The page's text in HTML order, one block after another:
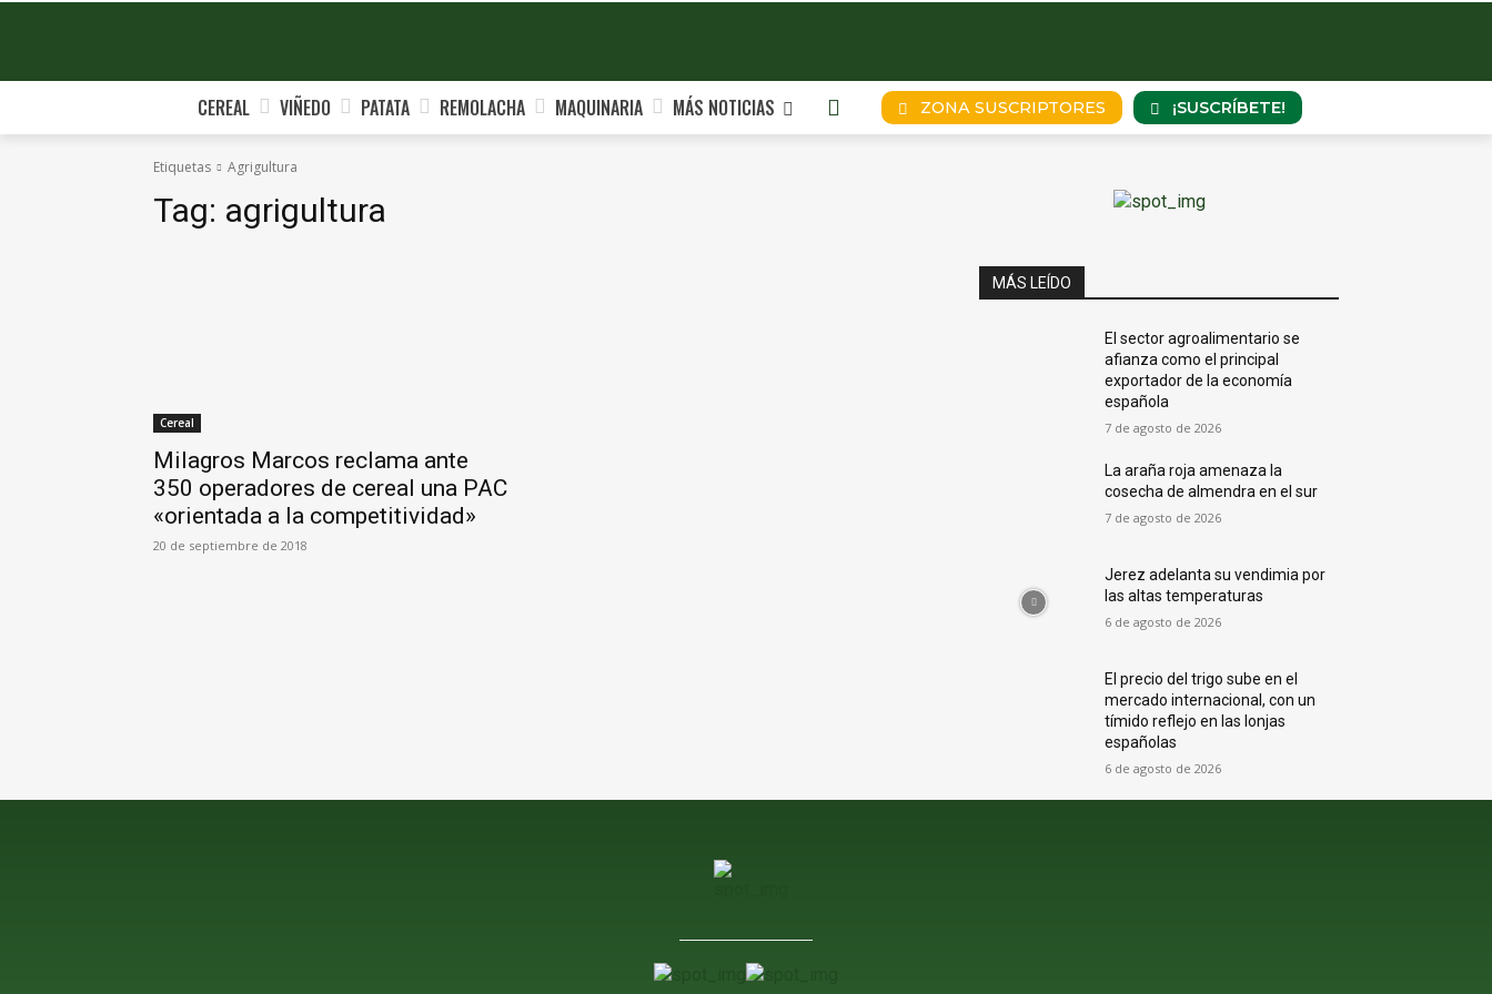
CEREAL VIÑEDO PATATA REMOLACHA MAQUINARIA MÁS NOTICIAS ZONA SUSCRIPTORES ¡SUSCRÍBETE!
Etiquetas Agrigultura
Tag: agrigultura
Cereal
Milagros Marcos reclama ante
350 operadores de cereal una PAC
«orientada a la competitividad»
20 de septiembre de 2018
MÁS LEÍDO
El sector agroalimentario se
afianza como el principal
exportador de la economía
española
7 de agosto de 2026
La araña roja amenaza la
cosecha de almendra en el sur
7 de agosto de 2026
Jerez adelanta su vendimia por
las altas temperaturas
6 de agosto de 2026
El precio del trigo sube en el
mercado internacional, con un
tímido reflejo en las lonjas
españolas
6 de agosto de 2026